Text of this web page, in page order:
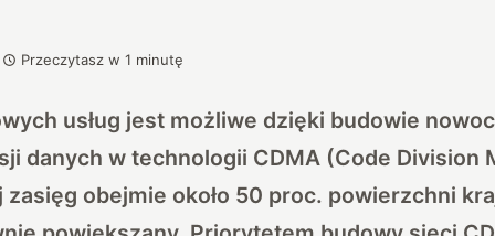
Przeczytasz w1 minutę
usług jest możliwe dzięki budowie
danych w technologii CDMA (Code Division
zasięg obejmie około 50 proc. powierzchni